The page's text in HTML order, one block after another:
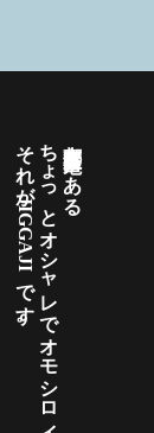
東京都 江東区 亀戸にある
ちょっとオシャレでオモシロイ会社
それがJIGGAJIです。